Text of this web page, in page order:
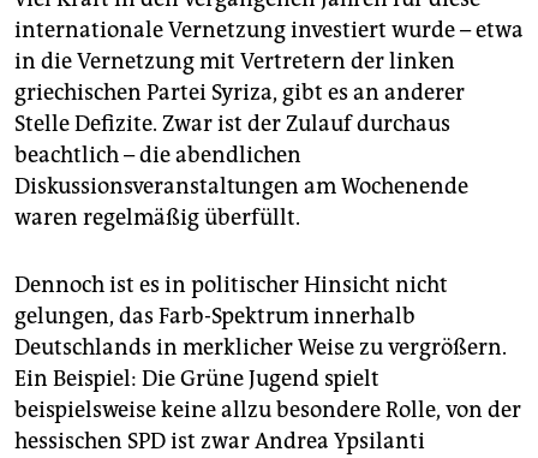
internationale Vernetzung investiert wurde – etwa
in die Vernetzung mit Vertretern der linken
griechischen Partei Syriza, gibt es an anderer
Stelle Defizite. Zwar ist der Zulauf durchaus
beachtlich – die abendlichen
Diskussionsveranstaltungen am Wochenende
waren regelmäßig überfüllt.
Dennoch ist es in politischer Hinsicht nicht
gelungen, das Farb-Spektrum innerhalb
Deutschlands in merklicher Weise zu vergrößern.
Ein Beispiel: Die Grüne Jugend spielt
beispielsweise keine allzu besondere Rolle, von der
hessischen SPD ist zwar Andrea Ypsilanti